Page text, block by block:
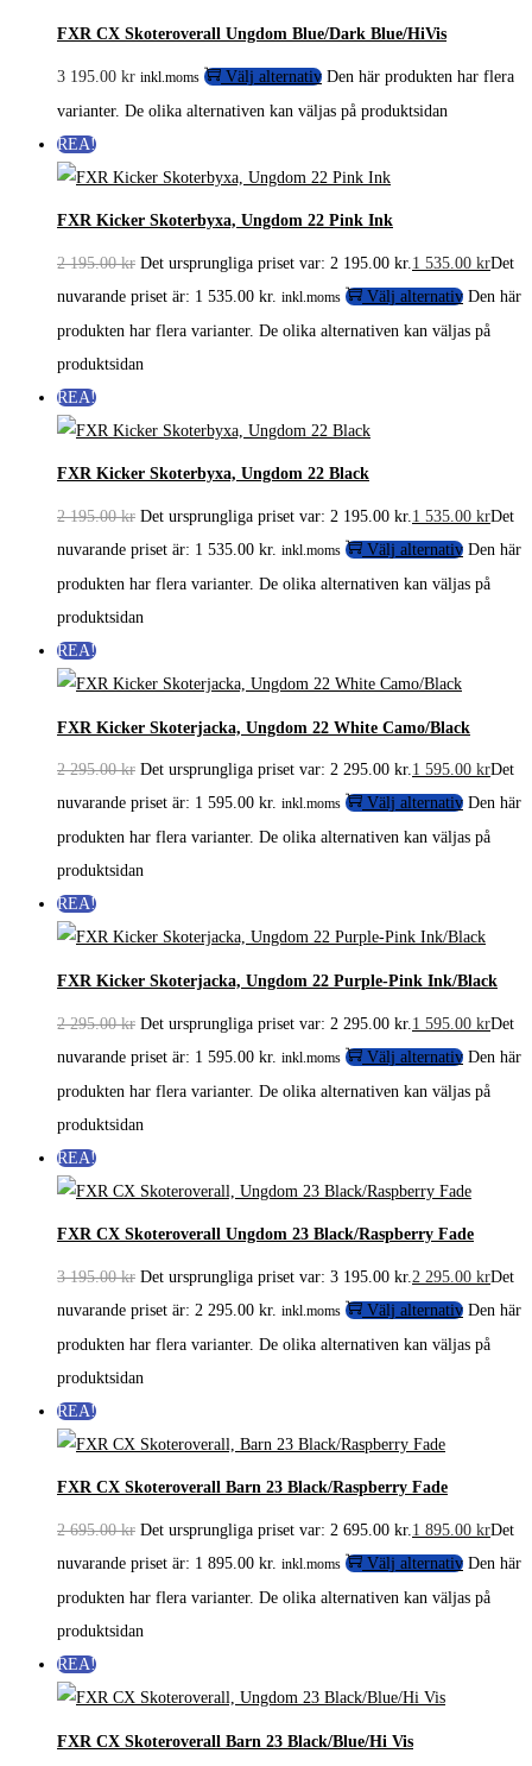
FXR CX Skoteroverall Ungdom Blue/Dark Blue/HiVis
3 195.00 kr inkl.moms Välj alternativ Den här produkten har flera
varianter. De olika alternativen kan väljas på produktsidan
REA!
FXR Kicker Skoterbyxa, Ungdom 22 Pink Ink
2 195.00kr Det ursprungliga priset var: 2 195.00 kr. 1 535.00 krDet
nuvarande priset är: 1 535.00 kr. inkl.moms Välj alternativ Den här
produkten har flera varianter. De olika alternativen kan väljas på
produktsidan
REA!
FXR Kicker Skoterbyxa, Ungdom 22 Black
2 195.00kr Det ursprungliga priset var: 2 195.00 kr.1 535.00 krDet
nuvarande priset är: 1 535.00 kr. inkl.moms Välj alternativ Den här
produkten har flera varianter. De olika alternativen kan väljas på
produktsidan
REA!
FXR Kicker Skoterjacka, Ungdom 22 White Camo/Black
2 295.00kr Det ursprungliga priset var: 2 295.00 kr.1 595.00 krDet
nuvarande priset är: 1 595.00 kr. inkl.moms Välj alternativ Den här
produkten har flera varianter. De olika alternativen kan väljas på
produktsidan
REA!
FXR Kicker Skoterjacka, Ungdom 22 Purple-Pink Ink/Black
2 295.00kr Det ursprungliga priset var: 2 295.00 kr. 1 595.00 krDet
nuvarande priset är: 1 595.00 kr. inkl.moms Välj alternativ Den här
produkten har flera varianter. De olika alternativen kan väljas på
produktsidan
REA!
FXR CX Skoteroverall Ungdom 23 Black/Raspberry Fade
3 195.00kr Det ursprungliga priset var: 3 195.00 kr. 2 295.00 krDet
nuvarande priset är: 2 295.00 kr. inkl.moms Välj alternativ Den här
produkten har flera varianter. De olika alternativen kan väljas på
produktsidan
REA!
FXR CX Skoteroverall Barn 23 Black/Raspberry Fade
2 695.00kr Det ursprungliga priset var: 2 695.00 kr. 1 895.00 krDet
nuvarande priset är: 1 895.00 kr. inkl.moms Välj alternativ Den här
produkten har flera varianter. De olika alternativen kan väljas på
produktsidan
REA!
FXR CX Skoteroverall Barn 23 Black/Blue/Hi Vis